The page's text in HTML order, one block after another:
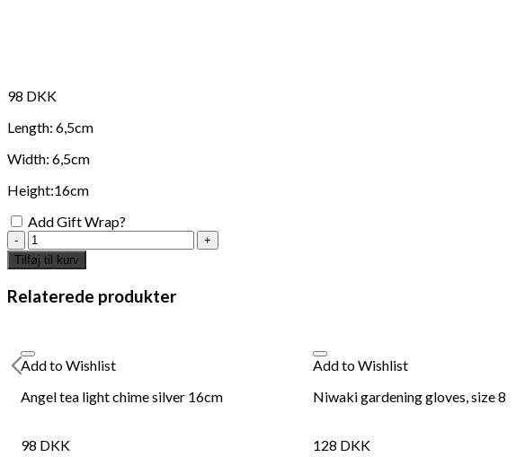
98 DKK
Length: 6,5cm
Width: 6,5cm
Height:16cm
Add Gift Wrap?
Angel
tea
light
chime
gold
Tilføj til kurv
Relaterede produkter
Add to Wishlist
Angel tea light chime silver 16cm
98 DKK
Add to Wishlist
Niwaki gardening gloves, size 8
128 DKK